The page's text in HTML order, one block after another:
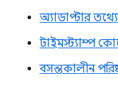
অ্যাডাপ্টার
টাইমস্ট্যাম্প
বসন্তকালীন